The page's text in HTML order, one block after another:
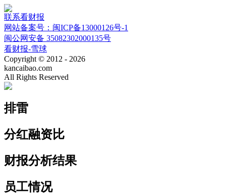
联系看财报
网站备案号：闽ICP备13000126号-1
闽公网安备 35082302000135号
看财报-雪球
Copyright © 2012 - 2026
kancaibao.com
All Rights Reserved
排雷
分红融资比
财报分析结果
员工情况